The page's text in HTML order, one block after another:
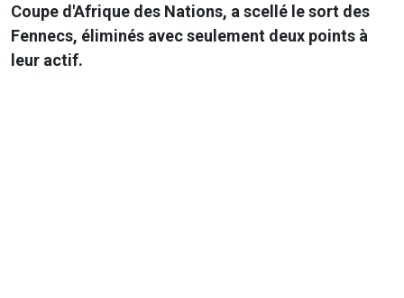
Coupe d'Afrique des Nations, a scellé le sort des
Fennecs, éliminés avec seulement deux points à
leur actif.